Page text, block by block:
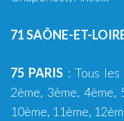
71 SAÔNE-ET-
75 PARIS : Tous
2ème, 3ème, 4ème,
10ème, 11ème,